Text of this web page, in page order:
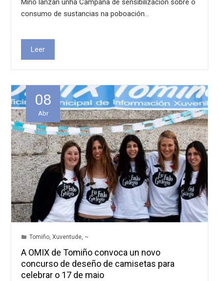
consumo de sustancias na poboación…
Leer
08
Abr
Tomiño,Xuventude, ~
A OMIX de Tomiño convoca un novo
concurso de deseño de camisetas para
celebrar o 17 de maio